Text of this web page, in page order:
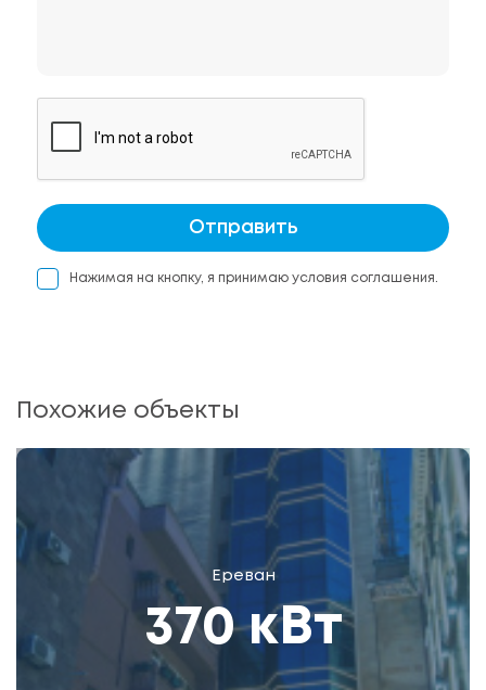
Отправить
Нажимая на кнопку, я принимаю условия соглашения.
Похожие объекты
Ереван
370 кВт